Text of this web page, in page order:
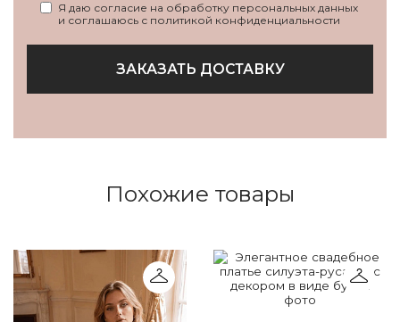
Я даю согласие на обработку персональных данных
и соглашаюсь с политикой конфиденциальности
ЗАКАЗАТЬ ДОСТАВКУ
Похожие товары